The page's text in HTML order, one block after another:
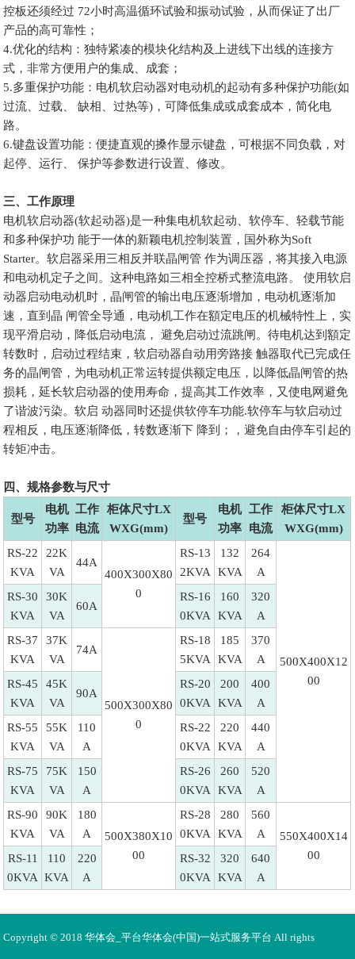
控板还须经过 72小时高温循环试验和振动试验，从而保证了出厂
产品的高可靠性；
4.优化的结构：独特紧凑的模块化结构及上进线下出线的连接方
式，非常方便用户的集成、成套；
5.多重保护功能：电机软启动器对电动机的起动有多种保护功能(如
过流、过载、 缺相、过热等)，可降低集成或成套成本，简化电
路。
6.键盘设置功能：便捷直观的搡作显示键盘，可根据不同负载，对
起停、运行、 保护等参数进行设置、修改。
三、工作原理
电机软启动器(软起动器)是一种集电机软起动、软停车、轻载节能
和多种保护功 能于一体的新颖电机控制装置，国外称为Soft
Starter。软启器采用三相反并联晶闸管 作为调压器，将其接入电源
和电动机定子之间。这种电路如三相全控桥式整流电路。 使用软启
动器启动电动机时，晶闸管的输出电压逐渐增加，电动机逐渐加
速，直到晶 闸管全导通，电动机工作在額定电压的机械特性上，实
现平滑启动，降低启动电流， 避免启动过流跳闸。待电机达到額定
转数时，启动过程结束，软启动器自动用旁路接 触器取代已完成任
务的晶闸管，为电动机正常运转提供额定电压，以降低晶闸管的热
损耗，延长软启动器的使用寿命，提高其工作效率，又使电网避免
了谐波污染。软启 动器同时还提供软停车功能.软停车与软启动过
程相反，电压逐渐降低，转数逐渐下 降到；，避免自由停车引起的
转矩冲击。
四、规格参数与尺寸
型号
电机
功率
工作
电流
柜体尺寸LX
WXG(mm)
型号
电机
功率
工作
电流
柜体尺寸LX
WXG(mm)
RS-22
KVA
22K
VA
44A
400X300X80
0
RS-13
2KVA
132
KVA
264
A
500X400X12
00
RS-30
KVA
30K
VA
60A
RS-16
0KVA
160
KVA
320
A
RS-37
KVA
37K
VA
74A
500X300X80
0
RS-18
5KVA
185
KVA
370
A
RS-45
KVA
45K
VA
90A
RS-20
0KVA
200
KVA
400
A
RS-55
KVA
55K
VA
110
A
RS-22
0KVA
220
KVA
440
A
RS-75
KVA
75K
VA
150
A
RS-26
0KVA
260
KVA
520
A
RS-90
KVA
90K
VA
180
A
500X380X10
00
RS-28
0KVA
280
KVA
560
A
550X400X14
00
RS-11
0KVA
110
KVA
220
A
RS-32
0KVA
320
KVA
640
A
Copyright © 2018 华体会_平台华体会(中国)一站式服务平台 All rights